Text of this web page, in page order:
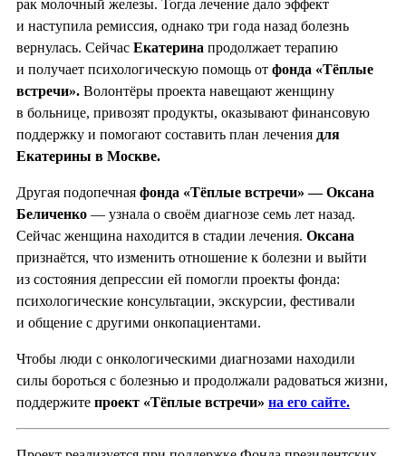
рак молочный железы. Тогда лечение дало эффект
и наступила ремиссия, однако три года назад болезнь
вернулась. Сейчас Екатерина продолжает терапию
и получает психологическую помощь от фонда «Тёплые
встречи». Волонтёры проекта навещают женщину
в больнице, привозят продукты, оказывают финансовую
поддержку и помогают составить план лечения для
Екатерины в Москве.
Другая подопечная фонда «Тёплые встречи» — Оксана
Беличенко — узнала о своём диагнозе семь лет назад.
Сейчас женщина находится в стадии лечения. Оксана
признаётся, что изменить отношение к болезни и выйти
из состояния депрессии ей помогли проекты фонда:
психологические консультации, экскурсии, фестивали
и общение с другими онкопациентами.
Чтобы люди с онкологическими диагнозами находили
силы бороться с болезнью и продолжали радоваться жизни,
поддержите проект «Тёплые встречи» на его сайте.